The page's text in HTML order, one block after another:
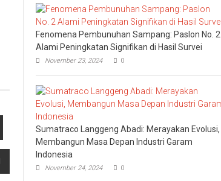
Fenomena Pembunuhan Sampang: Paslon No. 2
Alami Peningkatan Signifikan di Hasil Survei
November 23, 2024 0
Sumatraco Langgeng Abadi: Merayakan Evolusi,
Membangun Masa Depan Industri Garam
Indonesia
November 24, 2024 0